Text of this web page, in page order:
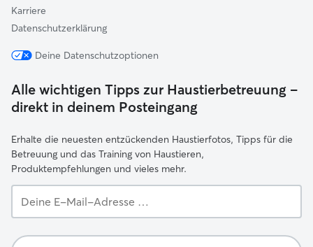
Karriere
Datenschutzerklärung
Deine Datenschutzoptionen
Alle wichtigen Tipps zur Haustierbetreuung –
direkt in deinem Posteingang
Erhalte die neuesten entzückenden Haustierfotos, Tipps für die
Betreuung und das Training von Haustieren,
Produktempfehlungen und vieles mehr.
E-
Adresse …